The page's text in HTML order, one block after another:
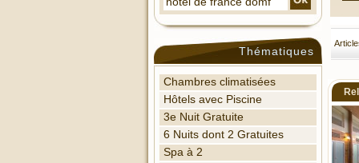
Thématiques
Chambres climatisées
Hôtels avec Piscine
3e Nuit Gratuite
6 Nuits dont 2 Gratuites
Spa à 2